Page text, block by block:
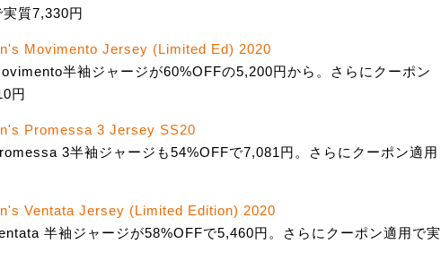
質7,330円
Movimento Jersey (Limited Ed) 2020
半袖ジャージが60%OFFの5,200円から。さらにクーポン
円
Promessa 3 Jersey SS20
3半袖ジャージも54%OFFで7,081円。さらにクーポン適用
Ventata Jersey (Limited Edition) 2020
半袖ジャージが58%OFFで5,460円。さらにクーポン適用で実